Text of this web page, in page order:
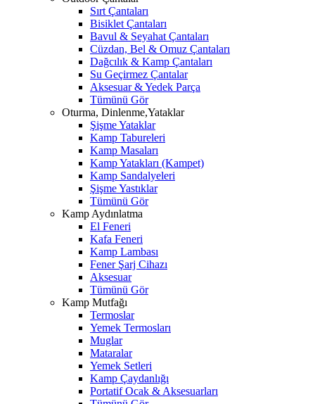
Sırt Çantaları
Bisiklet Çantaları
Bavul & Seyahat Çantaları
Cüzdan, Bel & Omuz Çantaları
Dağcılık & Kamp Çantaları
Su Geçirmez Çantalar
Aksesuar & Yedek Parça
Tümünü Gör
Oturma, Dinlenme,Yataklar
Şişme Yataklar
Kamp Tabureleri
Kamp Masaları
Kamp Yatakları (Kampet)
Kamp Sandalyeleri
Şişme Yastıklar
Tümünü Gör
Kamp Aydınlatma
El Feneri
Kafa Feneri
Kamp Lambası
Fener Şarj Cihazı
Aksesuar
Tümünü Gör
Kamp Mutfağı
Termoslar
Yemek Termosları
Muglar
Mataralar
Yemek Setleri
Kamp Çaydanlığı
Portatif Ocak & Aksesuarları